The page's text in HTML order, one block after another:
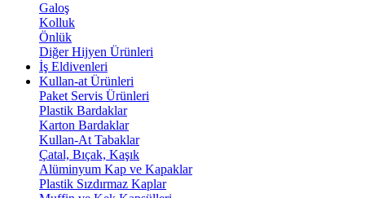
Galoş
Kolluk
Önlük
Diğer Hijyen Ürünleri
İş Eldivenleri
Kullan-at Ürünleri
Paket Servis Ürünleri
Plastik Bardaklar
Karton Bardaklar
Kullan-At Tabaklar
Çatal, Bıçak, Kaşık
Alüminyum Kap ve Kapaklar
Plastik Sızdırmaz Kaplar